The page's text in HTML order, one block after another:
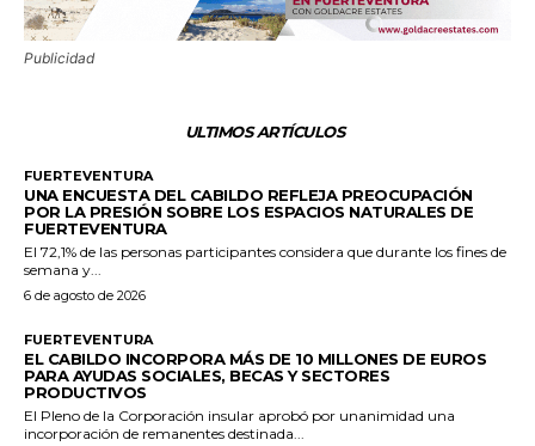
Publicidad
ULTIMOS ARTÍCULOS
FUERTEVENTURA
UNA ENCUESTA DEL CABILDO REFLEJA PREOCUPACIÓN
POR LA PRESIÓN SOBRE LOS ESPACIOS NATURALES DE
FUERTEVENTURA
El 72,1% de las personas participantes considera que durante los fines de
semana y...
6 de agosto de 2026
FUERTEVENTURA
EL CABILDO INCORPORA MÁS DE 10 MILLONES DE EUROS
PARA AYUDAS SOCIALES, BECAS Y SECTORES
PRODUCTIVOS
El Pleno de la Corporación insular aprobó por unanimidad una
incorporación de remanentes destinada...